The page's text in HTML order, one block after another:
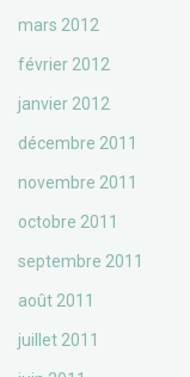
mars 2012
février 2012
janvier 2012
décembre 2011
novembre 2011
octobre 2011
septembre 2011
août 2011
juillet 2011